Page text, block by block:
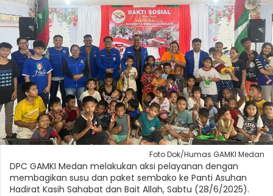
Foto Dok/Humas GAMKI Medan
DPC GAMKI Medan melakukan aksi pelayanan dengan
membagikan susu dan paket sembako ke Panti Asuhan
Hadirat Kasih Sahabat dan Bait Allah, Sabtu (28/6/2025).